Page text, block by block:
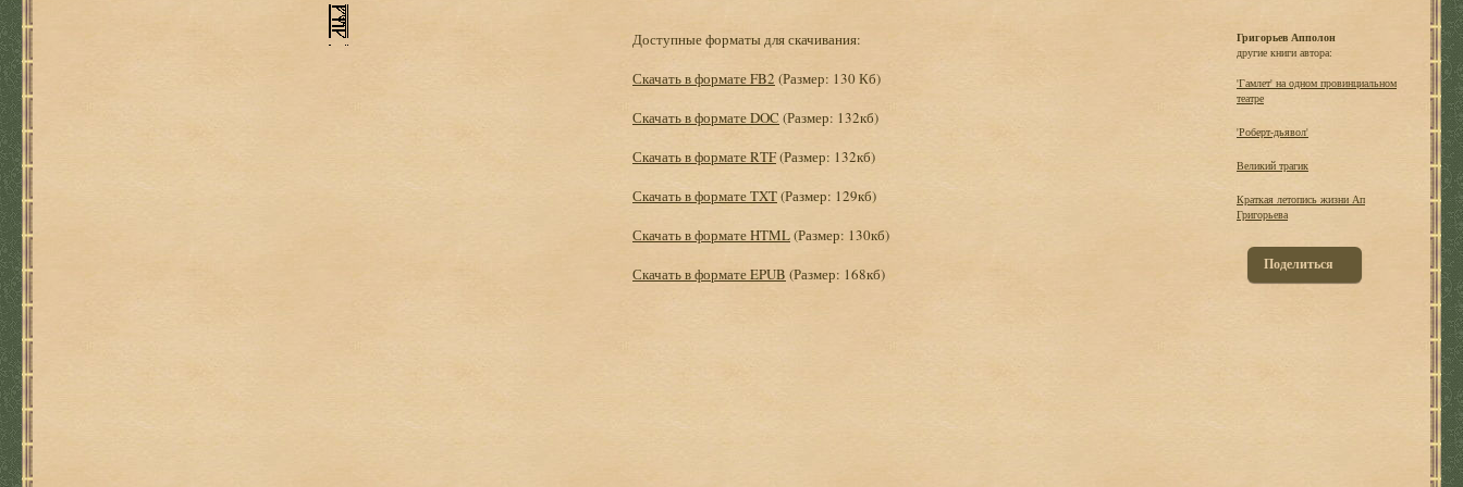
Доступные форматы для скачивания:
Скачать в формате FB2 (Размер: 130 Кб)
Скачать в формате DOC (Размер: 132кб)
Скачать в формате RTF(Размер: 132кб)
Скачать в формате TXT(Размер: 129кб)
Скачать в формате HTML(Размер: 130кб)
Скачать в формате EPUB (Размер: 168кб)
Григорьев Апполон
другие книги автора:
'Гамлет' на одном провинциальном
театре
'Роберт-дьявол'
Великий трагик
Краткая летопись жизни Ап
Григорьева
Поделиться